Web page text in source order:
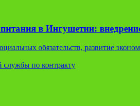
в Ингушетии:
обязательств, развитие
по контракту